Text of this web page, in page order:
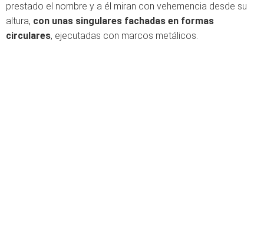
prestado el nombre y a él miran con vehemencia desde su
altura, con unas singulares fachadas en formas
circulares, ejecutadas con marcos metálicos.